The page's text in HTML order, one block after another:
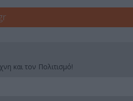
και τον Πολιτισμό!